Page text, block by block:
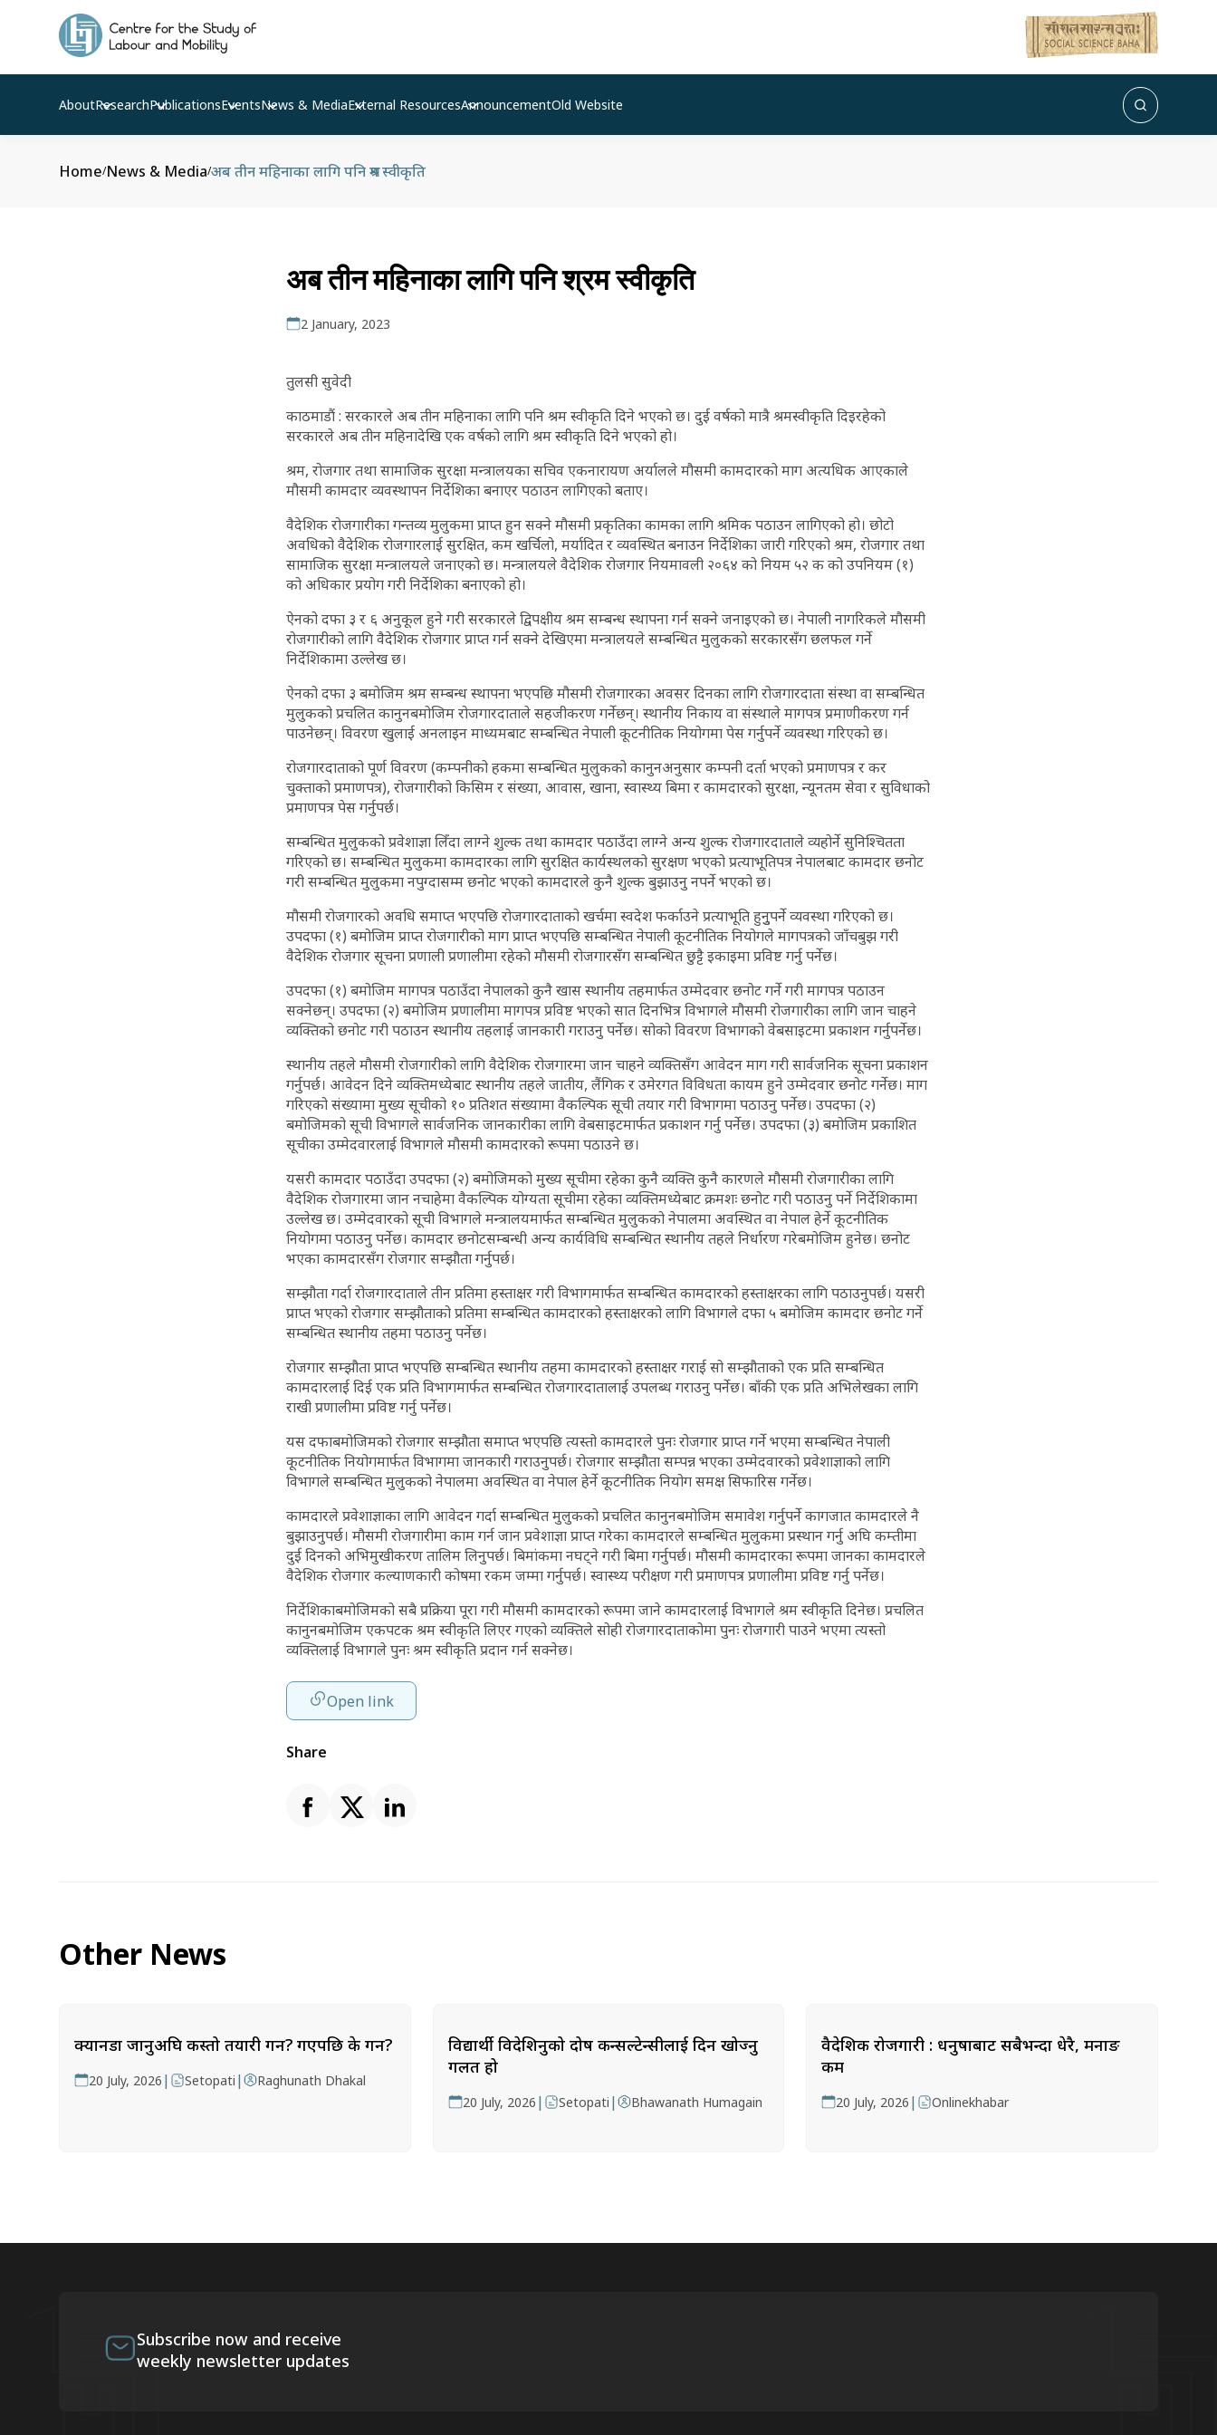
AboutResearchPublicationsEventsNews & MediaExternal ResourcesAnnouncementOld Website
Home/News & Media/अब तीन महिनाका लागि पनि श्रम स्वीकृति
अब तीन महिनाका लागि पनि श्रम स्वीकृति
2 January, 2023
तुलसी सुवेदी
काठमाडौं : सरकारले अब तीन महिनाका लागि पनि श्रम स्वीकृति दिने भएको छ। दुई वर्षको मात्रै श्रमस्वीकृति दिइरहेको
सरकारले अब तीन महिनादेखि एक वर्षको लागि श्रम स्वीकृति दिने भएको हो।
श्रम, रोजगार तथा सामाजिक सुरक्षा मन्त्रालयका सचिव एकनारायण अर्यालले मौसमी कामदारको माग अत्यधिक आएकाले
मौसमी कामदार व्यवस्थापन निर्देशिका बनाएर पठाउन लागिएको बताए।
वैदेशिक रोजगारीका गन्तव्य मुलुकमा प्राप्त हुन सक्ने मौसमी प्रकृतिका कामका लागि श्रमिक पठाउन लागिएको हो। छोटो
अवधिको वैदेशिक रोजगारलाई सुरक्षित, कम खर्चिलो, मर्यादित र व्यवस्थित बनाउन निर्देशिका जारी गरिएको श्रम, रोजगार तथा
सामाजिक सुरक्षा मन्त्रालयले जनाएको छ। मन्त्रालयले वैदेशिक रोजगार नियमावली २०६४ को नियम ५२ क को उपनियम (१)
को अधिकार प्रयोग गरी निर्देशिका बनाएको हो।
ऐनको दफा ३ र ६ अनुकूल हुने गरी सरकारले द्विपक्षीय श्रम सम्बन्ध स्थापना गर्न सक्ने जनाइएको छ। नेपाली नागरिकले मौसमी
रोजगारीको लागि वैदेशिक रोजगार प्राप्त गर्न सक्ने देखिएमा मन्त्रालयले सम्बन्धित मुलुकको सरकारसँग छलफल गर्ने
निर्देशिकामा उल्लेख छ।
ऐनको दफा ३ बमोजिम श्रम सम्बन्ध स्थापना भएपछि मौसमी रोजगारका अवसर दिनका लागि रोजगारदाता संस्था वा सम्बन्धित
मुलुकको प्रचलित कानुनबमोजिम रोजगारदाताले सहजीकरण गर्नेछन्। स्थानीय निकाय वा संस्थाले मागपत्र प्रमाणीकरण गर्न
पाउनेछन्। विवरण खुलाई अनलाइन माध्यमबाट सम्बन्धित नेपाली कूटनीतिक नियोगमा पेस गर्नुपर्ने व्यवस्था गरिएको छ।
रोजगारदाताको पूर्ण विवरण (कम्पनीको हकमा सम्बन्धित मुलुकको कानुनअनुसार कम्पनी दर्ता भएको प्रमाणपत्र र कर
चुक्ताको प्रमाणपत्र), रोजगारीको किसिम र संख्या, आवास, खाना, स्वास्थ्य बिमा र कामदारको सुरक्षा, न्यूनतम सेवा र सुविधाको
प्रमाणपत्र पेस गर्नुपर्छ।
सम्बन्धित मुलुकको प्रवेशाज्ञा लिँदा लाग्ने शुल्क तथा कामदार पठाउँदा लाग्ने अन्य शुल्क रोजगारदाताले व्यहोर्ने सुनिश्चितता
गरिएको छ। सम्बन्धित मुलुकमा कामदारका लागि सुरक्षित कार्यस्थलको सुरक्षण भएको प्रत्याभूतिपत्र नेपालबाट कामदार छनोट
गरी सम्बन्धित मुलुकमा नपुग्दासम्म छनोट भएको कामदारले कुनै शुल्क बुझाउनु नपर्ने भएको छ।
मौसमी रोजगारको अवधि समाप्त भएपछि रोजगारदाताको खर्चमा स्वदेश फर्काउने प्रत्याभूति हुनुुपर्ने व्यवस्था गरिएको छ।
उपदफा (१) बमोजिम प्राप्त रोजगारीको माग प्राप्त भएपछि सम्बन्धित नेपाली कूटनीतिक नियोगले मागपत्रको जाँचबुझ गरी
वैदेशिक रोजगार सूचना प्रणाली प्रणालीमा रहेको मौसमी रोजगारसँग सम्बन्धित छुट्टै इकाइमा प्रविष्ट गर्नु पर्नेछ।
उपदफा (१) बमोजिम मागपत्र पठाउँदा नेपालको कुनै खास स्थानीय तहमार्फत उम्मेदवार छनोट गर्ने गरी मागपत्र पठाउन
सक्नेछन्। उपदफा (२) बमोजिम प्रणालीमा मागपत्र प्रविष्ट भएको सात दिनभित्र विभागले मौसमी रोजगारीका लागि जान चाहने
व्यक्तिको छनोट गरी पठाउन स्थानीय तहलाई जानकारी गराउनु पर्नेछ। सोको विवरण विभागको वेबसाइटमा प्रकाशन गर्नुपर्नेछ।
स्थानीय तहले मौसमी रोजगारीको लागि वैदेशिक रोजगारमा जान चाहने व्यक्तिसँग आवेदन माग गरी सार्वजनिक सूचना प्रकाशन
गर्नुपर्छ। आवेदन दिने व्यक्तिमध्येबाट स्थानीय तहले जातीय, लैंगिक र उमेरगत विविधता कायम हुने उम्मेदवार छनोट गर्नेछ। माग
गरिएको संख्यामा मुख्य सूचीको १० प्रतिशत संख्यामा वैकल्पिक सूची तयार गरी विभागमा पठाउनु पर्नेछ। उपदफा (२)
बमोजिमको सूची विभागले सार्वजनिक जानकारीका लागि वेबसाइटमार्फत प्रकाशन गर्नु पर्नेछ। उपदफा (३) बमोजिम प्रकाशित
सूचीका उम्मेदवारलाई विभागले मौसमी कामदारको रूपमा पठाउने छ।
यसरी कामदार पठाउँदा उपदफा (२) बमोजिमको मुख्य सूचीमा रहेका कुनै व्यक्ति कुनै कारणले मौसमी रोजगारीका लागि
वैदेशिक रोजगारमा जान नचाहेमा वैकल्पिक योग्यता सूचीमा रहेका व्यक्तिमध्येबाट क्रमशः छनोट गरी पठाउनु पर्ने निर्देशिकामा
उल्लेख छ। उम्मेदवारको सूची विभागले मन्त्रालयमार्फत सम्बन्धित मुलुकको नेपालमा अवस्थित वा नेपाल हेर्ने कूटनीतिक
नियोगमा पठाउनु पर्नेछ। कामदार छनोटसम्बन्धी अन्य कार्यविधि सम्बन्धित स्थानीय तहले निर्धारण गरेबमोजिम हुनेछ। छनोट
भएका कामदारसँग रोजगार सम्झौता गर्नुपर्छ।
सम्झौता गर्दा रोजगारदाताले तीन प्रतिमा हस्ताक्षर गरी विभागमार्फत सम्बन्धित कामदारको हस्ताक्षरका लागि पठाउनुपर्छ। यसरी
प्राप्त भएको रोजगार सम्झौताको प्रतिमा सम्बन्धित कामदारको हस्ताक्षरको लागि विभागले दफा ५ बमोजिम कामदार छनोट गर्ने
सम्बन्धित स्थानीय तहमा पठाउनु पर्नेछ।
रोजगार सम्झौता प्राप्त भएपछि सम्बन्धित स्थानीय तहमा कामदारको हस्ताक्षर गराई सो सम्झौताको एक प्रति सम्बन्धित
कामदारलाई दिई एक प्रति विभागमार्फत सम्बन्धित रोजगारदातालाई उपलब्ध गराउनु पर्नेछ। बाँकी एक प्रति अभिलेखका लागि
राखी प्रणालीमा प्रविष्ट गर्नु पर्नेछ।
यस दफाबमोजिमको रोजगार सम्झौता समाप्त भएपछि त्यस्तो कामदारले पुनः रोजगार प्राप्त गर्ने भएमा सम्बन्धित नेपाली
कूटनीतिक नियोगमार्फत विभागमा जानकारी गराउनुपर्छ। रोजगार सम्झौता सम्पन्न भएका उम्मेदवारको प्रवेशाज्ञाको लागि
विभागले सम्बन्धित मुलुकको नेपालमा अवस्थित वा नेपाल हेर्ने कूटनीतिक नियोग समक्ष सिफारिस गर्नेछ।
कामदारले प्रवेशाज्ञाका लागि आवेदन गर्दा सम्बन्धित मुलुकको प्रचलित कानुनबमोजिम समावेश गर्नुपर्ने कागजात कामदारले नै
बुझाउनुपर्छ। मौसमी रोजगारीमा काम गर्न जान प्रवेशाज्ञा प्राप्त गरेका कामदारले सम्बन्धित मुलुकमा प्रस्थान गर्नु अघि कम्तीमा
दुई दिनको अभिमुखीकरण तालिम लिनुपर्छ। बिमांकमा नघट्ने गरी बिमा गर्नुपर्छ। मौसमी कामदारका रूपमा जानका कामदारले
वैदेशिक रोजगार कल्याणकारी कोषमा रकम जम्मा गर्नुपर्छ। स्वास्थ्य परीक्षण गरी प्रमाणपत्र प्रणालीमा प्रविष्ट गर्नु पर्नेछ।
निर्देशिकाबमोजिमको सबै प्रक्रिया पूरा गरी मौसमी कामदारको रूपमा जाने कामदारलाई विभागले श्रम स्वीकृति दिनेछ। प्रचलित
कानुनबमोजिम एकपटक श्रम स्वीकृति लिएर गएको व्यक्तिले सोही रोजगारदाताकोमा पुनः रोजगारी पाउने भएमा त्यस्तो
व्यक्तिलाई विभागले पुनः श्रम स्वीकृति प्रदान गर्न सक्नेछ।
Open link
Share
Other News
क्यानडा जानुअघि कस्तो तयारी गर्ने? गएपछि के गर्ने?
20 July, 2026 | Setopati | Raghunath Dhakal
विद्यार्थी विदेशिनुको दोष कन्सल्टेन्सीलाई दिन खोज्नु
गलत हो
20 July, 2026 | Setopati | Bhawanath Humagain
वैदेशिक रोजगारी : धनुषाबाट सबैभन्दा धेरै, मनाङ
कम
20 July, 2026 | Onlinekhabar
Subscribe now and receive
weekly newsletter updates